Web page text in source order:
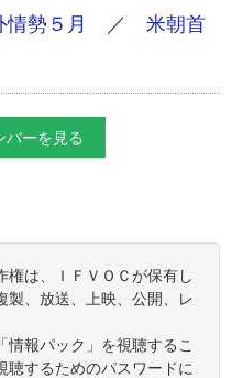
情勢５月 ／ 米朝首
バーを見る
は、ＩＦＶＯＣが保有し
製、放送、上映、公開、レ
報パック」を視聴するこ
聴するためのパスワードに